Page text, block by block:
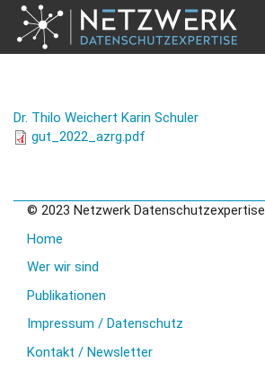
Dr. Thilo Weichert Karin Schuler
gut_2022_azrg.pdf
© 2023 Netzwerk Datenschutzexpertise
Home
Wer wir sind
Publikationen
Impressum / Datenschutz
Kontakt / Newsletter